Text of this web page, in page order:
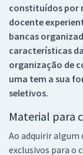
constituídos por
docente
bancas
características
organização de
uma tem a sua
seletivos.
Material para
Ao adquirir algum
exclusivos para o